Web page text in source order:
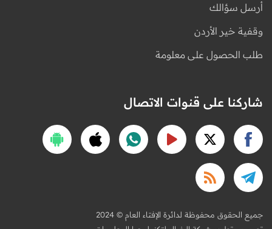
أرسل سؤالك
وقفية خير الأردن
طلب الحصول على معلومة
شاركنا على قنوات الاتصال
2024 © جميع الحقوق محفوظة لدائرة الإفتاء العام